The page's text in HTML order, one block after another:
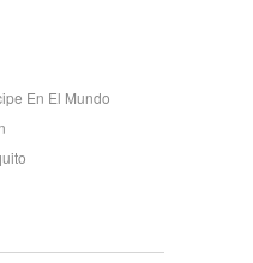
En El Mundo